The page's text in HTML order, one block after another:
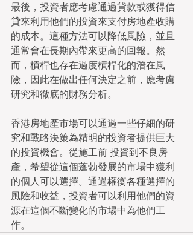
最後，投資者應考慮通過貸款或獲得信
貸來利用他們的投資來支付房地產收購
的成本。這種方法可以降低風險，並且
通常會在長期內帶來更高的回報。然
而，槓桿也存在過度槓桿化的潛在風
險，因此在做出任何決定之前，應考慮
研究和徹底的財務分析。
香港房地產市場可以通過一些仔細的研
究和戰略決策為精明的投資者提供巨大
的投資機會。從施工前 投資到不良房
產，希望從這個蓬勃發展的市場中獲利
的個人可以選擇。通過權衡各種選擇的
風險和收益，投資者可以利用他們的資
源在這個不斷變化的市場中為他們工
作。